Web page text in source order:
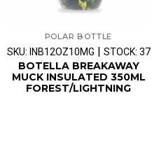
POLAR BOTTLE
SKU: INB12OZ10MG | STOCK: 37
BOTELLA BREAKAWAY
MUCK INSULATED 350ML
FOREST/LIGHTNING